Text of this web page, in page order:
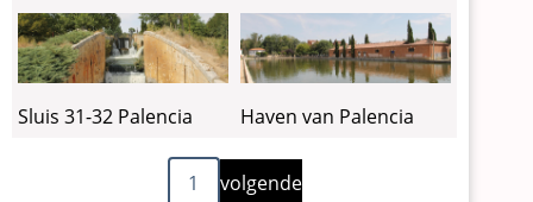
Sluis 31-32 Palencia Haven van Palencia
1
Volgende
volgende